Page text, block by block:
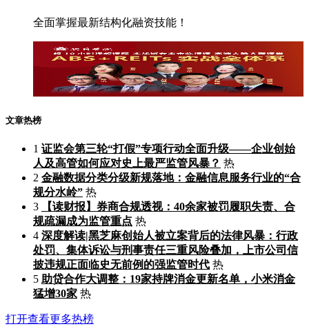
全面掌握最新结构化融资技能！
文章热榜
1 证监会第三轮“打假”专项行动全面升级——企业创始
人及高管如何应对史上最严监管风暴？ 热
2 金融数据分类分级新规落地：金融信息服务行业的“合
规分水岭” 热
3
【读财报】券商合规透视：40余家被罚履职失责、合
规疏漏成为监管重点 热
4 深度解读|黑芝麻创始人被立案背后的法律风暴：行政
处罚、集体诉讼与刑事责任三重风险叠加，上市公司信
披违规正面临史无前例的强监管时代 热
5 助贷合作大调整：19家持牌消金更新名单，小米消金
猛增30家 热
打开查看更多热榜